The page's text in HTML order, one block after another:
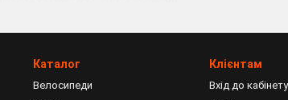
Ми використовуємо посилені металеві та
Каталог
Велосипеди
Клієнтам
Вхід до кабінету